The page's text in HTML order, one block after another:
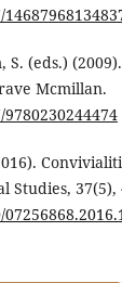
S. (eds.)
Mcmillan.
37(5),